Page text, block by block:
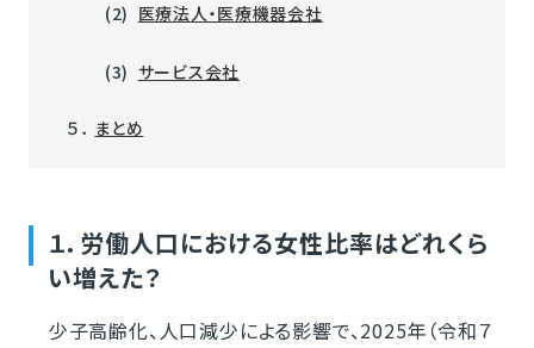
(2) 医療法人・医療機器会社
(3) サービス会社
５． まとめ
１．労働人口における女性比率はどれくら
い増えた？
少子高齢化、人口減少による影響で、2025年（令和７